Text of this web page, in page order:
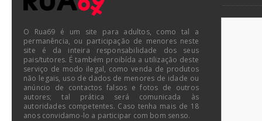
O Rua69 é um site para adultos, como tal a
permanência, ou participação de menores neste
site é da inteira responsabilidade dos seus
pais/tutores. É também proibída a utilização deste
serviço de modo ilegal, como venda de produtos
não legais, uso de dados de menores de idade ou
anúncio de contactos falsos e fotos de outros
autores; tal prática será comunicada às
autoridades competentes. Caso tenha mais de 18
anos convidamo-lo a participar com bom senso.